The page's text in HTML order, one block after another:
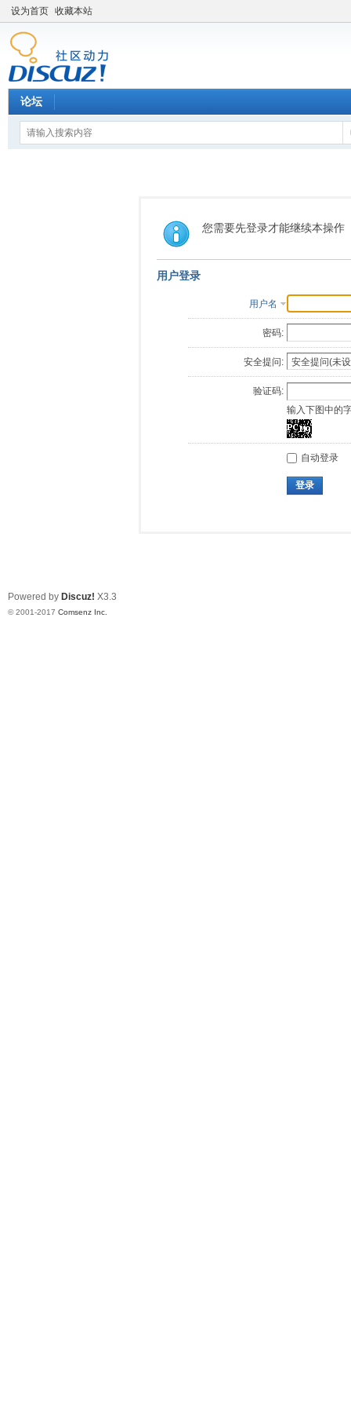
设为首页 收藏本站
论坛
您需要先登录才能继续本操作
用户登录
用户名
密码:
安全提问:
验证码:
输入下图中的
自动登录
登录
Powered by Discuz! X3.3
© 2001-2017 Comsenz Inc.